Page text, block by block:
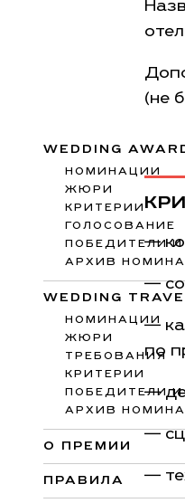
(не
—
—
—
по
—
—
—
WEDDING
НОМИНАЦИИ
ЖЮРИ
КРИТЕРИИ
ГОЛОСОВАНИЕ
ПОБЕДИТЕЛИ
АРХИВ
WEDDING
НОМИНАЦИИ
ЖЮРИ
ТРЕБОВАНИЯ
КРИТЕРИИ
ПОБЕДИТЕЛИ
АРХИВ
О ПРЕМИИ
ПРАВИЛА